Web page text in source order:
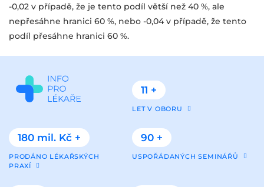
-0,02 v případě, že je tento podíl větší než 40 %, ale
nepřesáhne hranici 60 %, nebo -0,04 v případě, že tento
podíl přesáhne hranici 60 %.
11 +
LET V OBORU
180 mil. Kč +
PRODÁNO LÉKAŘSKÝCH
PRAXÍ
90 +
USPOŘÁDANÝCH SEMINÁŘŮ